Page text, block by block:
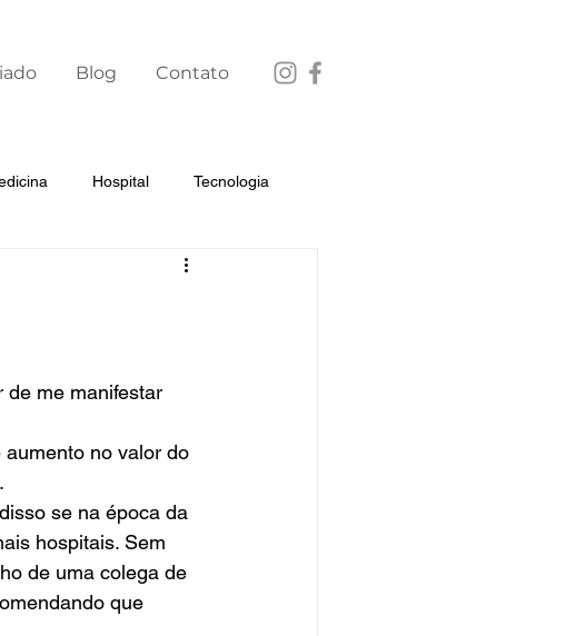
Blog Contato
Hospital Tecnologia
de me manifestar
no valor do
se na época da
hospitais. Sem
de uma colega de
que